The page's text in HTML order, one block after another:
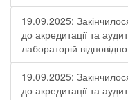
19.09.2025:
до акредитації та
лабораторій
19.09.2025:
до акредитації та